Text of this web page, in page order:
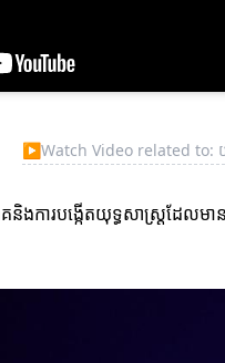
▶Watch Video related to: យុ
និងការបង្កើតយុទ្ធសាស្រ្តដែ